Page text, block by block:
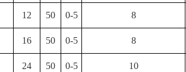
12 50 0-5 8
16 50 0-5 8
24 50 0-5 10